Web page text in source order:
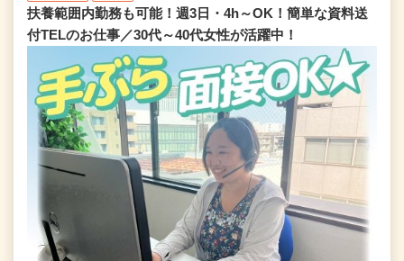
扶養範囲内勤務も可能！週3日・4h～OK！簡単な資料送
付TELのお仕事／30代～40代女性が活躍中！